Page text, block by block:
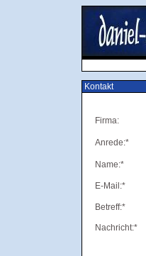
Kontakt
Firma:
Anrede:*
Name:*
E-Mail:*
Betreff:*
Nachricht:*